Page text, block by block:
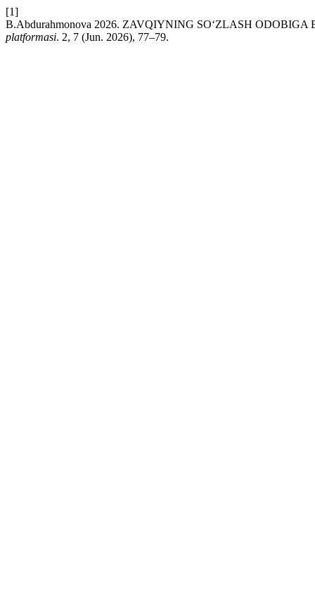
[1]
B.Abdurahmonova 2026. ZAVQIYNING SO‘ZLASH
platformasi. 2, 7 (Jun. 2026), 77–79.